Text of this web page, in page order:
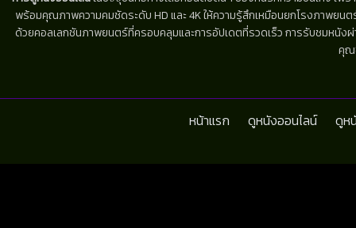
พร้อมคุณภาพความคมชัดระดับ HD และ 4K ให้ความรู้สึกเหมือนยกโรงภาพยน
ด้วยคอลเลกชันภาพยนตร์ที่ครอบคลุมและการอัปเดตที่รวดเร็ว การรับชมหนัง
คุณ
หน้าแรก ดูหนังออนไลน์ ดูห